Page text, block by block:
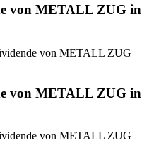
von METALL ZUG in
von METALL ZUG
von METALL ZUG in
von METALL ZUG